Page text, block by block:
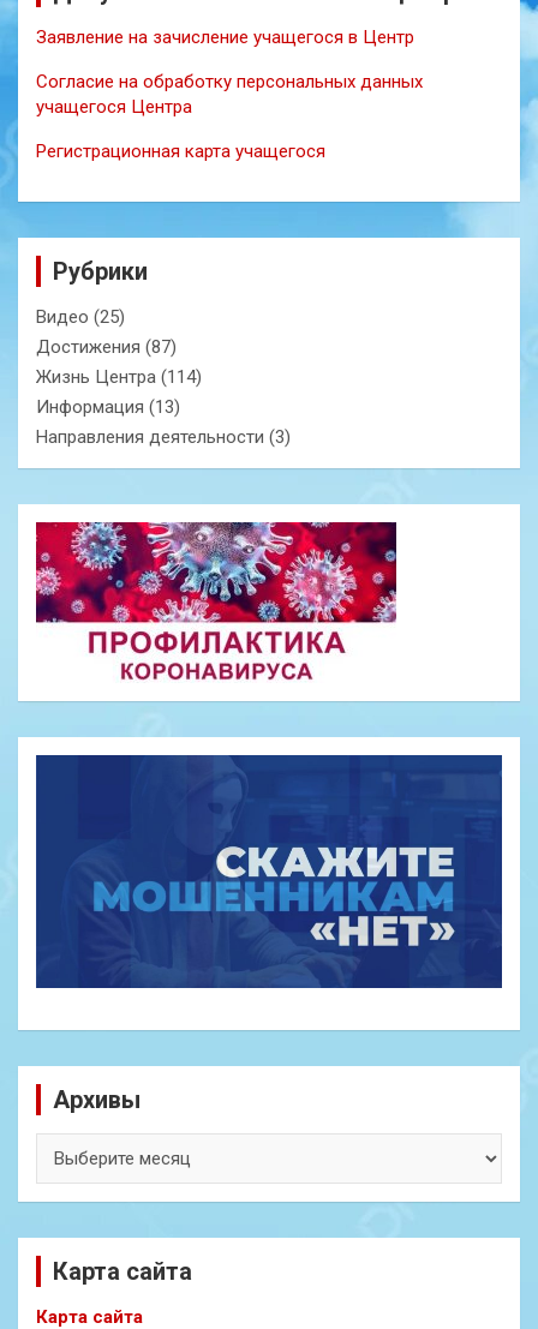
Заявление на зачисление учащегося в Центр
Согласие на обработку персональных данных
учащегося Центра
Регистрационная карта учащегося
Рубрики
Видео (25)
Достижения (87)
Жизнь Центра (114)
Информация (13)
Направления деятельности (3)
Архивы
Карта сайта
Карта сайта